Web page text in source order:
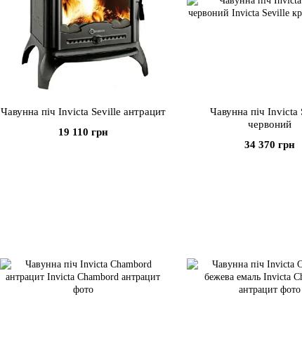
Чавунна піч Invicta Seville антрацит
19 110 грн
Чавунна піч Invicta
червоний
34 370 грн